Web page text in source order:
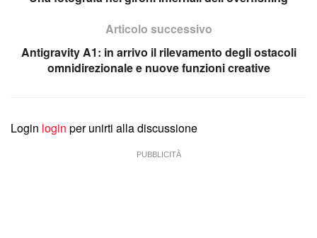
Articolo successivo
Antigravity A1: in arrivo il rilevamento degli ostacoli
omnidirezionale e nuove funzioni creative
Login login per unirti alla discussione
PUBBLICITÀ